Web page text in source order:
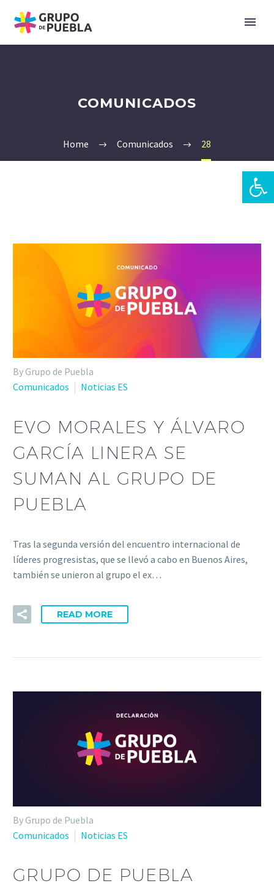
COMUNICADOS
Home Comunicados 28
By Grupo de Puebla
Comunicados
Noticias ES
EVO MORALES Y ÁLVARO
GARCÍA LINERA SE
SUMAN AL GRUPO DE
PUEBLA
Tras la segunda versión del encuentro internacional de
líderes progresistas, que se llevó a cabo en Buenos Aires,
también se unieron al grupo el ex…
READ MORE
By Grupo de Puebla
Comunicados
Noticias ES
GRUPO DE PUEBLA